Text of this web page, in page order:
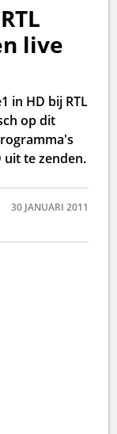
live
in HD bij RTL
op dit
te zenden.
30 JANUARI 2011